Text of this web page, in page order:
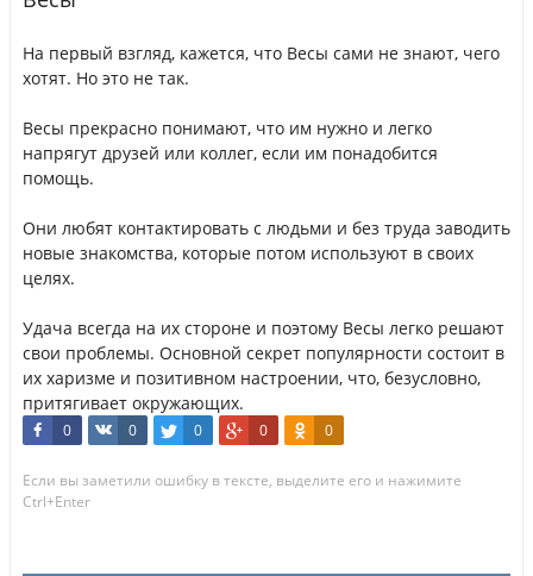
На первый взгляд, кажется, что Весы сами не знают, чего
хотят. Но это не так.
Весы прекрасно понимают, что им нужно и легко
напрягут друзей или коллег, если им понадобится
помощь.
Они любят контактировать с людьми и без труда заводить
новые знакомства, которые потом используют в своих
целях.
Удача всегда на их стороне и поэтому Весы легко решают
свои проблемы. Основной секрет популярности состоит в
их харизме и позитивном настроении, что, безусловно,
притягивает окружающих.
0 0 0 0 0
Если вы заметили ошибку в тексте, выделите его и нажимите
Ctrl+Enter